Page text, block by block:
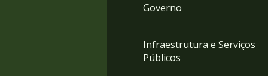
Governo
Infraestrutura e Serviços
Públicos